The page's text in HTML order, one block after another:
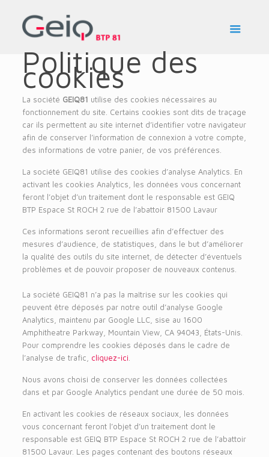
Politique des
cookies
La société GEIQ81 utilise des cookies nécessaires au
fonctionnement du site. Certains cookies sont dits de traçage
car ils permettent au site internet d’identifier votre navigateur
afin de conserver l’information de connexion à votre compte,
des informations de votre panier, de vos préférences.
La société GEIQ81 utilise des cookies d’analyse Analytics. En
activant les cookies Analytics, les données vous concernant
feront l’objet d’un traitement dont le responsable est GEIQ
BTP Espace St ROCH 2 rue de l’abattoir 81500 Lavaur
Ces informations seront recueillies afin d’effectuer des
mesures d’audience, de statistiques, dans le but d’améliorer
la qualité des outils du site internet, de détecter d’éventuels
problèmes et de pouvoir proposer de nouveaux contenus.
La société GEIQ81 n’a pas la maîtrise sur les cookies qui
peuvent être déposés par notre outil d’analyse Google
Analytics, maintenu par Google LLC, sise au 1600
Amphitheatre Parkway, Mountain View, CA 94043, États-Unis.
Pour comprendre les cookies déposés dans le cadre de
l’analyse de trafic, cliquez-ici
Nous avons choisi de conserver les données collectées
dans et par Google Analytics pendant une durée de 50 mois.
En activant les cookies de réseaux sociaux, les données
vous concernant feront l’objet d’un traitement dont le
responsable est GEIQ BTP Espace St ROCH 2 rue de l’abattoir
81500 Lavaur. Les pages contenant des boutons réseaux